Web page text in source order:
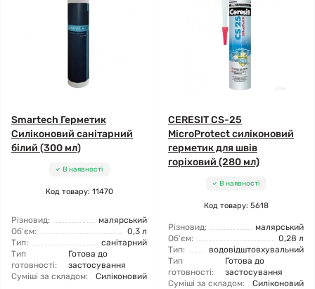
Smartech Герметик
Силіконовий санітарний
білий (300 мл)
В наявності
Код товару: 11470
Різновид:
малярський
Об'єм:
0,3 л
Тип:
санітарний
Тип
готовності:
Готова до
застосування
Суміші за складом:
Силіконовий
CERESIT CS-25
MicroProtect силіконовий
герметик для швів
горіховий (280 мл)
В наявності
Код товару: 5618
Різновид:
малярський
Об'єм:
0,28 л
Тип:
водовідштовхувальний
Тип
готовності:
Готова до
застосування
Суміші за складом:
Силіконовий